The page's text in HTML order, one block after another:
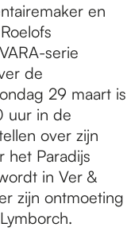
en
serie
de
29 maart is
uur in de
over zijn
het Paradijs
in Ver &
zijn ontmoeting